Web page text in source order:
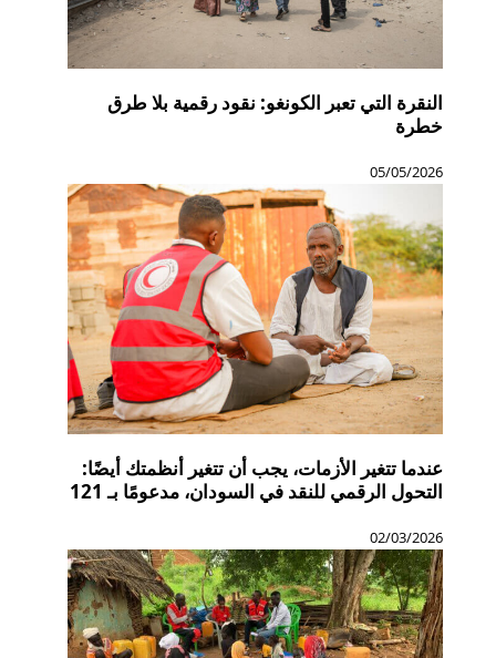
النقرة التي تعبر الكونغو: نقود رقمية بلا طرق
خطرة
05/05/2026
عندما تتغير الأزمات، يجب أن تتغير أنظمتك أيضًا:
التحول الرقمي للنقد في السودان، مدعومًا بـ 121
02/03/2026